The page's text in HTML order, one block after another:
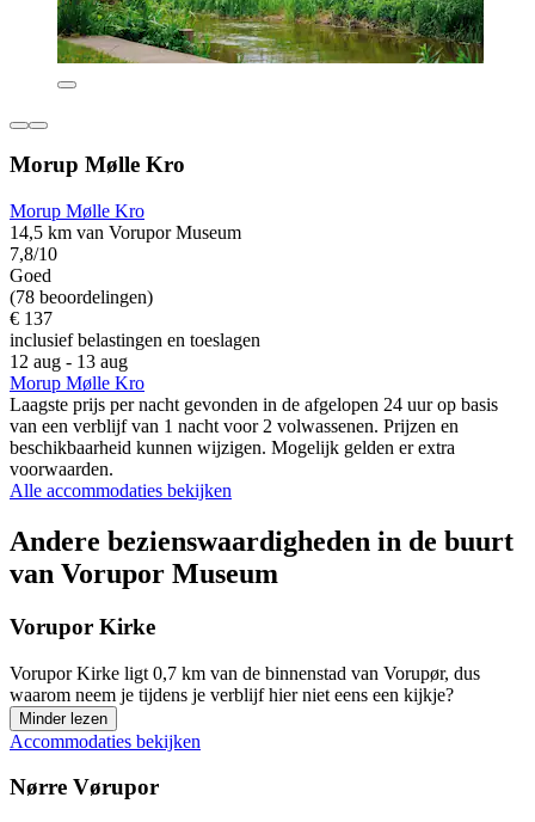
Morup Mølle Kro
Morup Mølle Kro
14,5 km van Vorupor Museum
7,8/10
Goed
(78 beoordelingen)
€ 137
inclusief belastingen en toeslagen
12 aug - 13 aug
Morup Mølle Kro
Laagste prijs per nacht gevonden in de afgelopen 24 uur op basis
van een verblijf van 1 nacht voor 2 volwassenen. Prijzen en
beschikbaarheid kunnen wijzigen. Mogelijk gelden er extra
voorwaarden.
Alle accommodaties bekijken
Andere bezienswaardigheden in de buurt
van Vorupor Museum
Vorupor Kirke
Vorupor Kirke ligt 0,7 km van de binnenstad van Vorupør, dus
waarom neem je tijdens je verblijf hier niet eens een kijkje?
Minder lezen
Accommodaties bekijken
Nørre Vørupor